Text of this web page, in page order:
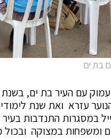
בת ים
עזרא ואת שנת
במסגרות התנדבות
ומשפחות במצוקה